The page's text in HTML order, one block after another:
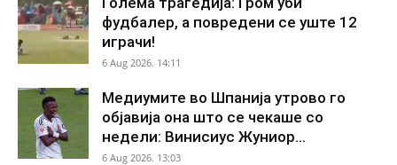
фудбалер, а повредени се уште 12
играчи!
6 Aug 2026. 14:11
Медиумите во Шпанија утрово го
објавија она што се чекаше со
недели: Винисиус Жуниор...
6 Aug 2026. 13:03